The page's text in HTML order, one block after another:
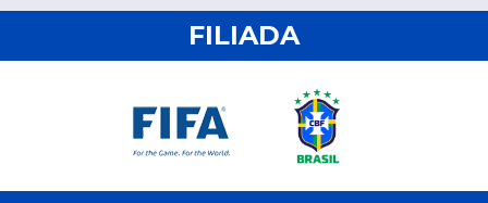
FILIADA